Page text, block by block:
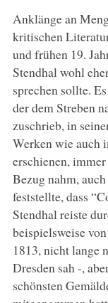
Anklänge an
kritischen
und frühen 19.
Stendhal wohl
sprechen sollte.
der dem Streben
zuschrieb, in
Werken wie auch
erschienen,
Bezug nahm,
feststellte, dass
Stendhal reiste
beispielsweise
1813, nicht lange
Dresden sah -,
schönsten